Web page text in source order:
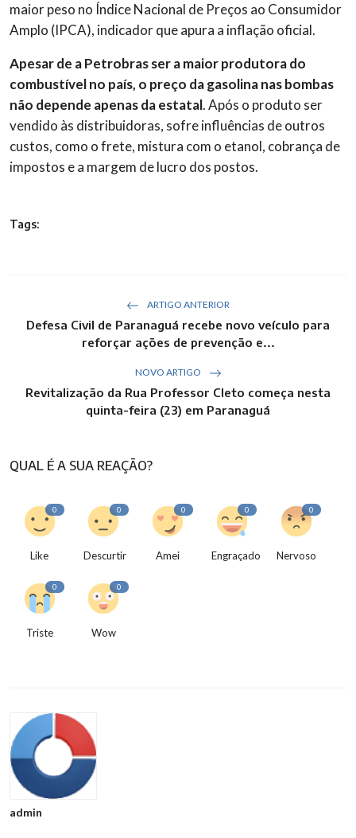
maior peso no Índice Nacional de Preços ao Consumidor
Amplo (IPCA), indicador que apura a inflação oficial.
Apesar de a Petrobras ser a maior produtora do
combustível no país, o preço da gasolina nas bombas
não depende apenas da estatal. Após o produto ser
vendido às distribuidoras, sofre influências de outros
custos, como o frete, mistura com o etanol, cobrança de
impostos e a margem de lucro dos postos.
Tags:
ARTIGO ANTERIOR
Defesa Civil de Paranaguá recebe novo veículo para
reforçar ações de prevenção e...
NOVO ARTIGO
Revitalização da Rua Professor Cleto começa nesta
quinta-feira (23) em Paranaguá
QUAL É A SUA REAÇÃO?
0
Like
0
Descurtir
0
Amei
0
Engraçado
0
Nervoso
0
Triste
0
Wow
admin